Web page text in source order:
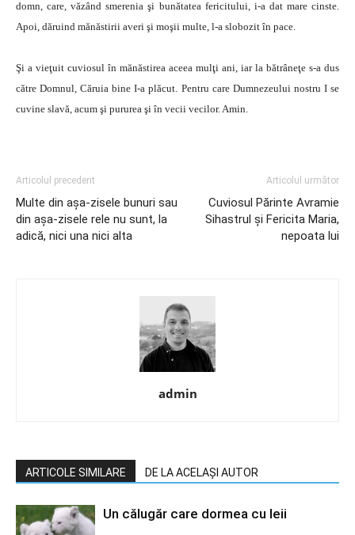
domn, care, văzând smerenia şi bunătatea fericitului, i-a dat mare cinste.
Apoi, dăruind mănăstirii averi şi moşii multe, l-a slobozit în pace.
Şi a vieţuit cuviosul în mănăstirea aceea mulţi ani, iar la bătrâneţe s-a dus
către Domnul, Căruia bine I-a plăcut. Pentru care Dumnezeului nostru I se
cuvine slavă, acum şi pururea şi în vecii vecilor. Amin.
Articolul precedent
Multe din aşa-zisele bunuri sau
din aşa-zisele rele nu sunt, la
adică, nici una nici alta
Articolul următor
Cuviosul Părinte Avramie
Sihastrul şi Fericita Maria,
nepoata lui
admin
ARTICOLE SIMILARE DE LA ACELAȘI AUTOR
Un călugăr care dormea cu leii